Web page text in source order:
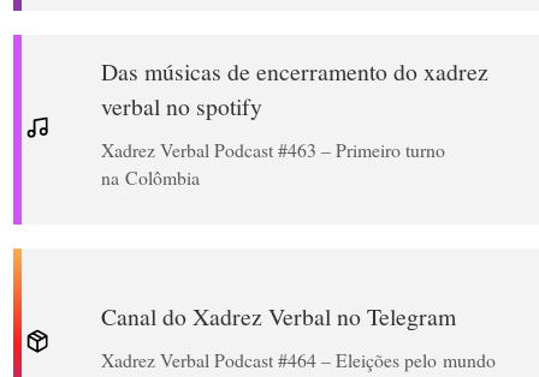
Das músicas de encerramento do xadrez
verbal no spotify
Xadrez Verbal Podcast #463 – Primeiro turno
na Colômbia
Canal do Xadrez Verbal no Telegram
Xadrez Verbal Podcast #464 – Eleições pelo mundo